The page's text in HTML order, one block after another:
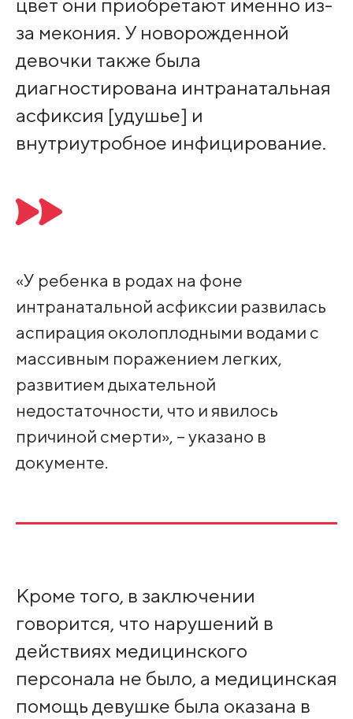
цвет они приобретают именно из-
за мекония. У новорожденной
девочки также была
диагностирована интранатальная
асфиксия [удушье] и
внутриутробное инфицирование.
«У ребенка в родах на фоне
интранатальной асфиксии развилась
аспирация околоплодными водами с
массивным поражением легких,
развитием дыхательной
недостаточности, что и явилось
причиной смерти», – указано в
документе.
Кроме того, в заключении
говорится, что нарушений в
действиях медицинского
персонала не было, а медицинская
помощь девушке была оказана в